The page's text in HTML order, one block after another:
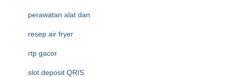
perawatan alat dan
resep air fryer
rtp gacor
slot deposit QRIS